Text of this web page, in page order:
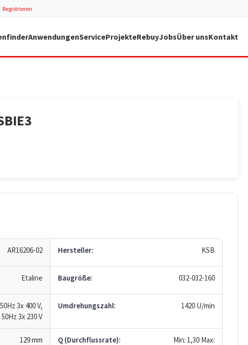
Registrieren
AnwendungenServiceProjekteRebuyJobsÜber unsKontakt
AR16206-02 Hersteller: KSB
Etaline Baugröße: 032-032-160
50Hz 3x 400 V,
50Hz 3x 230 V
Umdrehungszahl: 1420 U/min
129 mm Q (Durchflussrate): Min: 1,30 Max: